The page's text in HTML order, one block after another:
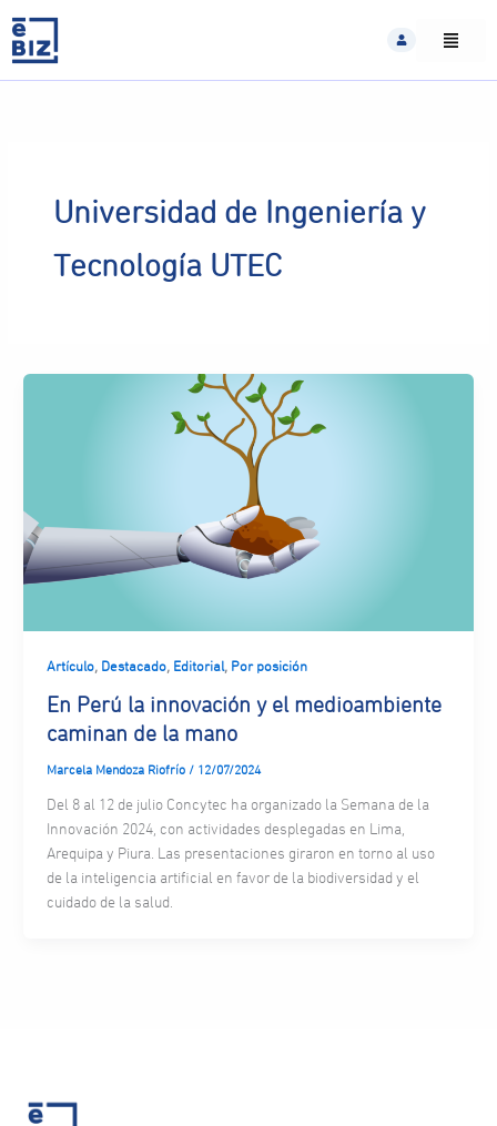
content
Universidad de Ingeniería y
Tecnología UTEC
Artículo, Destacado, Editorial, Por posición
En Perú la innovación y el medioambiente
caminan de la mano
Marcela Mendoza Riofrío / 12/07/2024
Del 8 al 12 de julio Concytec ha organizado la Semana de la
Innovación 2024, con actividades desplegadas en Lima,
Arequipa y Piura. Las presentaciones giraron en torno al uso
de la inteligencia artificial en favor de la biodiversidad y el
cuidado de la salud.